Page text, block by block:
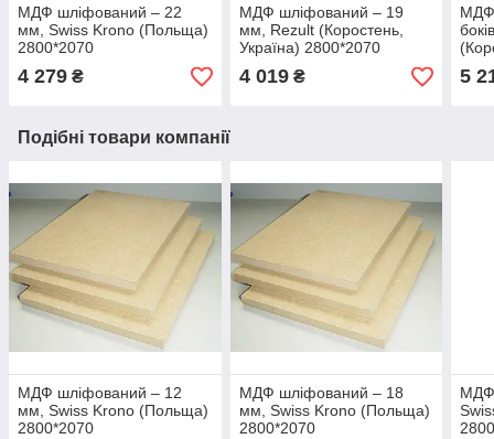
МДФ шліфований ‒ 22
мм, Swiss Krono (Польща)
2800*2070
4 279 ₴
МДФ шліфований ‒ 19
мм, Rezult (Коростень,
Україна) 2800*2070
4 019₴
МДФ
5
Подібні товари компанії
МДФ шліфований ‒ 12
мм, Swiss Krono (Польща)
2800*2070
МДФ шліфований ‒ 18
мм, Swiss Krono (Польща)
2800*2070
МДФ